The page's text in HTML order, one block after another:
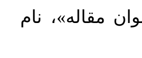
مقاله»، نام